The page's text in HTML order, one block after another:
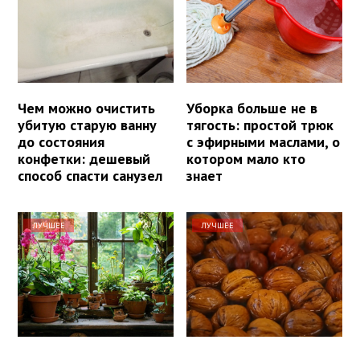
Чем можно очистить
убитую старую ванну
до состояния
конфетки: дешевый
способ спасти санузел
Уборка больше не в
тягость: простой трюк
с эфирными маслами, о
котором мало кто
знает
ЛУЧШЕЕ ЛУЧШЕЕ